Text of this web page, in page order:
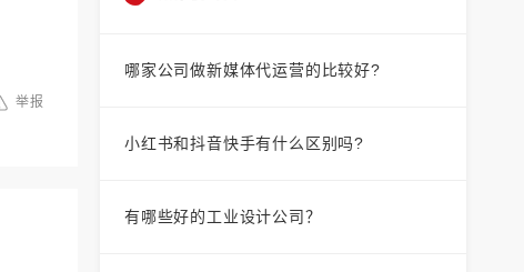
举报
哪家公司做新媒体代运营的比较好?
小红书和抖音快手有什么区别吗?
有哪些好的工业设计公司？